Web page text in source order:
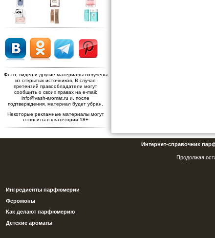
Фото, видео и другие материалы получены
из открытых источников. В случае
претензий правообладатели могут
сообщить о своих правах на e-mail:
info@vash-aromat.ru и, после
подтверждения, материал будет убран.
Некоторые рекламные материалы могут
относиться к категории 18+
Интернет-справочник
Продолжая
Ингредиенты парфюмерии
Феромоны
Как делают парфюмерию
Детские ароматы